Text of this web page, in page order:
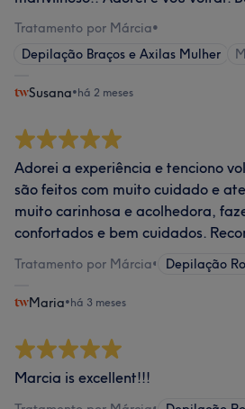
Tratamento por Márcia•
Depilação Braços e Axilas Mulher
Susana•há 2 meses
Adorei a experiência e tenciono
são feitos com muito cuidado e
muito carinhosa e acolhedora,
confortados e bem cuidados.
Tratamento por Márcia• Depilação
Maria•há 3 meses
Marcia is excellent!!!